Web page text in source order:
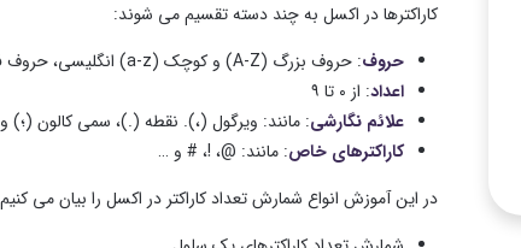
کاراکترها در اکسل به چند دسته تقسیم می شوند:
حروف: حروف بزرگ (A-Z) و کوچک (a-z) انگلیسی، حروف فارسی
اعداد: از ۰ تا ۹
علائم نگارشی: مانند: ویرگول (،). نقطه (.)، سمی کالون (؛)
کاراکترهای خاص: مانند: @، !، # و …
در این آموزش انواع شمارش تعداد کاراکتر در اکسل را بیان می